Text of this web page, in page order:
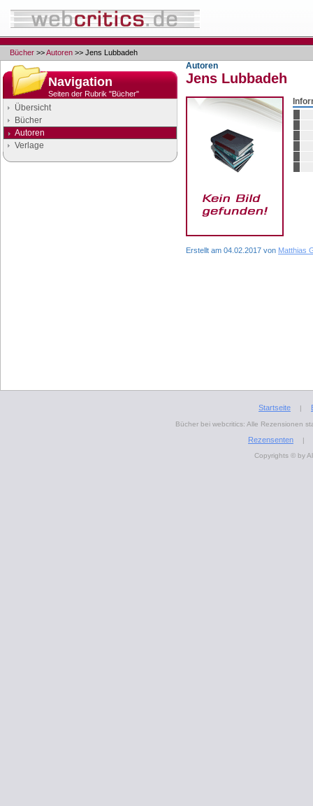
Bücher >>Autoren >> Jens Lubbadeh
Navigation
Seiten der Rubrik "Bücher"
Übersicht
Bücher
Autoren
Verlage
Autoren
Jens Lubbadeh
Erstellt am 04.02.2017 von Matthias
Startseite |
Bücher bei webcritics: Alle Rezensionen
Rezensenten
|
Copyrights © by